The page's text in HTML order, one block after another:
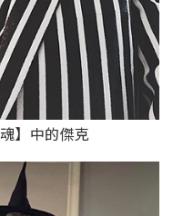
】中的傑克